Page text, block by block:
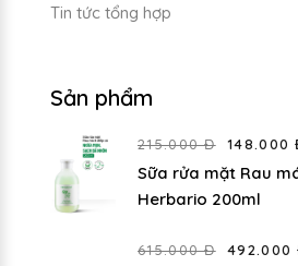
Tin tức tổng hợp
Sản phẩm
215.000 Đ 148.000
Sữa rửa mặt Rau
Herbario 200ml
615.000 Đ 492.000